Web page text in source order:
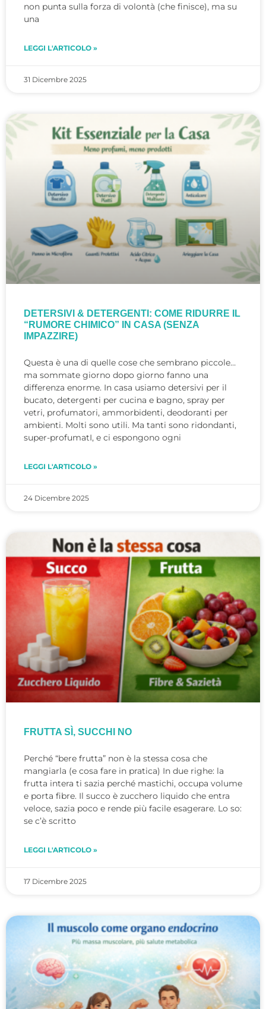
non punta sulla forza di volontà (che finisce), ma su
una
LEGGI L'ARTICOLO »
31 Dicembre 2025
DETERSIVI & DETERGENTI: COME RIDURRE IL
“RUMORE CHIMICO” IN CASA (SENZA
IMPAZZIRE)
Questa è una di quelle cose che sembrano piccole…
ma sommate giorno dopo giorno fanno una
differenza enorme. In casa usiamo detersivi per il
bucato, detergenti per cucina e bagno, spray per
vetri, profumatori, ammorbidenti, deodoranti per
ambienti. Molti sono utili. Ma tanti sono ridondanti,
super-profumatI, e ci espongono ogni
LEGGI L'ARTICOLO »
24 Dicembre 2025
FRUTTA SÌ, SUCCHI NO
Perché “bere frutta” non è la stessa cosa che
mangiarla (e cosa fare in pratica) In due righe: la
frutta intera ti sazia perché mastichi, occupa volume
e porta fibre. Il succo è zucchero liquido che entra
veloce, sazia poco e rende più facile esagerare. Lo so:
se c’è scritto
LEGGI L'ARTICOLO »
17 Dicembre 2025